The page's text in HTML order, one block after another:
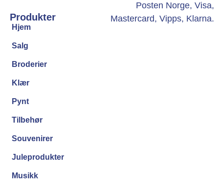
Produkter
Hjem
Salg
Broderier
Klær
Pynt
Tilbehør
Souvenirer
Juleprodukter
Musikk